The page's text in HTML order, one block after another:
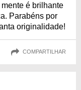
é brilhante
Parabéns por
originalidade!
COMPARTILHAR